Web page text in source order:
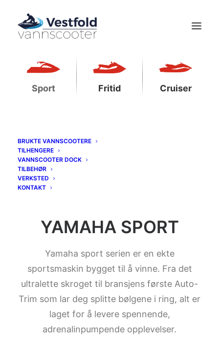
Sport Fritid Cruiser
BRUKTE VANNSCOOTERE
TILHENGERE
VANNSCOOTER DOCK
TILBEHØR
VERKSTED
KONTAKT
SPORT
YAMAHA SPORT
Yamaha sport serien er en ekte
sportsmaskin bygget til å vinne. Fra det
ultralette skroget til bransjens første Auto-
Trim som lar deg splitte bølgene i ring, alt er
laget for å levere spennende,
adrenalinpumpende opplevelser.